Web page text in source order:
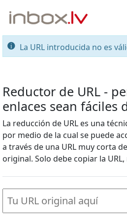
La URL introducida no es
Reductor de URL -
enlaces sean fáciles
La reducción de URL es una
por medio de la cual se puede
a través de una URL muy corta
original. Solo debe copiar la